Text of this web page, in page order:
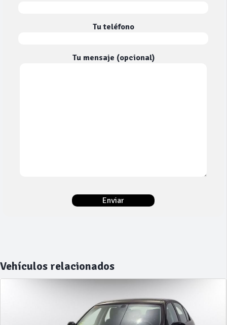
Tu teléfono
Tu mensaje (opcional)
Vehículos relacionados